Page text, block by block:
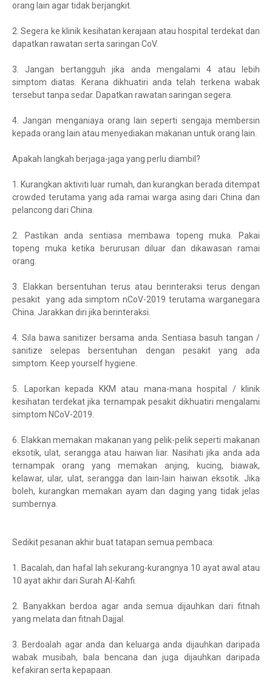
orang lain agar tidak berjangkit.
2. Segera ke klinik kesihatan kerajaan atau hospital terdekat dan
dapatkan rawatan serta saringan CoV.
3. Jangan bertangguh jika anda mengalami 4 atau lebih
simptom diatas. Kerana dikhuatiri anda telah terkena wabak
tersebut tanpa sedar. Dapatkan rawatan saringan segera.
4. Jangan menganiaya orang lain seperti sengaja membersin
kepada orang lain atau menyediakan makanan untuk orang lain.
Apakah langkah berjaga-jaga yang perlu diambil?
1. Kurangkan aktiviti luar rumah, dan kurangkan berada ditempat
crowded terutama yang ada ramai warga asing dari China dan
pelancong dari China.
2. Pastikan anda sentiasa membawa topeng muka. Pakai
topeng muka ketika berurusan diluar dan dikawasan ramai
orang.
3. Elakkan bersentuhan terus atau berinteraksi terus dengan
pesakit yang ada simptom nCoV-2019 terutama warganegara
China. Jarakkan diri jika berinteraksi.
4. Sila bawa sanitizer bersama anda. Sentiasa basuh tangan /
sanitize selepas bersentuhan dengan pesakit yang ada
simptom. Keep yourself hygiene.
5. Laporkan kepada KKM atau mana-mana hospital / klinik
kesihatan terdekat jika ternampak pesakit dikhuatiri mengalami
simptom NCoV-2019.
6. Elakkan memakan makanan yang pelik-pelik seperti makanan
eksotik, ulat, serangga atau haiwan liar. Nasihati jika anda ada
ternampak orang yang memakan anjing, kucing, biawak,
kelawar, ular, ulat, serangga dan lain-lain haiwan eksotik. Jika
boleh, kurangkan memakan ayam dan daging yang tidak jelas
sumbernya.
Sedikit pesanan akhir buat tatapan semua pembaca:
1. Bacalah, dan hafal lah sekurang-kurangnya 10 ayat awal atau
10 ayat akhir dari Surah Al-Kahfi.
2. Banyakkan berdoa agar anda semua dijauhkan dari fitnah
yang melata dan fitnah Dajjal.
3. Berdoalah agar anda dan keluarga anda dijauhkan daripada
wabak musibah, bala bencana dan juga dijauhkan daripada
kefakiran serta kepapaan.